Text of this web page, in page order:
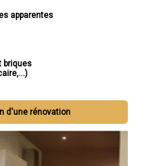
apparentes
briques
d'une rénovation